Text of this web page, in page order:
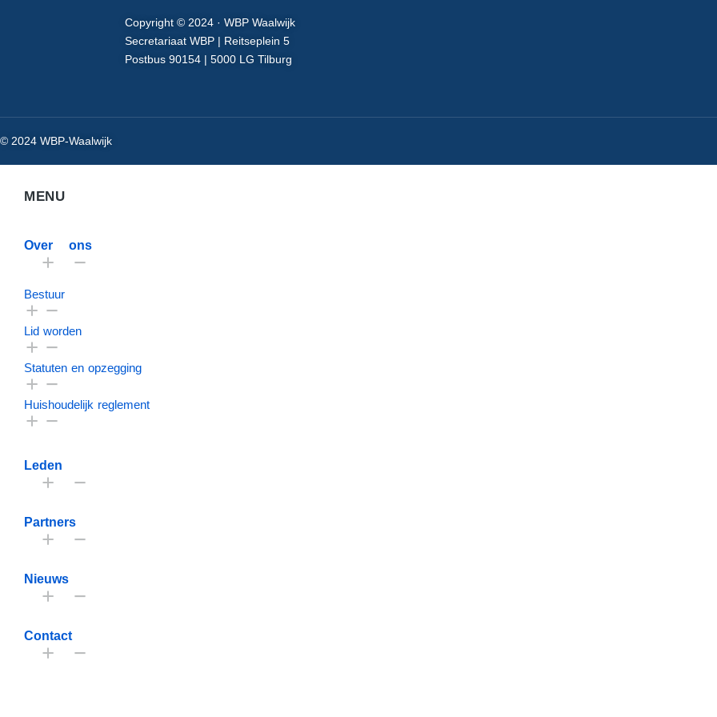
Copyright © 2024 · WBP Waalwijk
Secretariaat WBP | Reitseplein 5
Postbus 90154 | 5000 LG Tilburg
© 2024 WBP-Waalwijk
MENU
Over ons
Bestuur
Lid worden
Statuten en opzegging
Huishoudelijk reglement
Leden
Partners
Nieuws
Contact